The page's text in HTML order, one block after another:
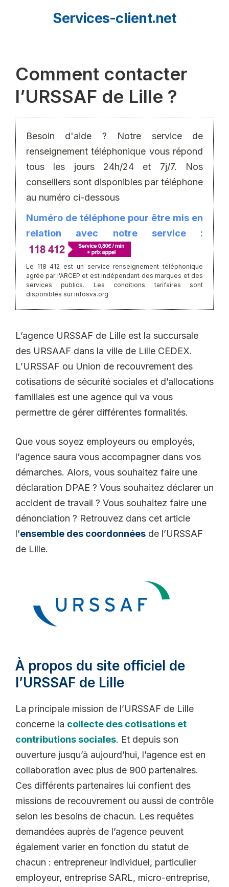
Services-client.net
Comment contacter
l’URSSAF de Lille ?
Besoin d'aide ? Notre service de
renseignement téléphonique vous répond
tous les jours 24h/24 et 7j/7. Nos
conseillers sont disponibles par téléphone
au numéro ci-dessous
Numéro de téléphone pour être mis en
relation avec notre service :
Le 118 412 est un service renseignement téléphonique
agrée par l'ARCEP et est indépendant des marques et des
services publics. Les conditions tarifaires sont
disponibles sur infosva.org
L’agence URSSAF de Lille est la succursale
des URSAAF dans la ville de Lille CEDEX.
L’URSSAF ou Union de recouvrement des
cotisations de sécurité sociales et d’allocations
familiales est une agence qui va vous
permettre de gérer différentes formalités.
Que vous soyez employeurs ou employés,
l’agence saura vous accompagner dans vos
démarches. Alors, vous souhaitez faire une
déclaration DPAE ? Vous souhaitez déclarer un
accident de travail ? Vous souhaitez faire une
dénonciation ? Retrouvez dans cet article
l’ensemble des coordonnées de l’URSSAF
de Lille.
À propos du site officiel de
l’URSSAF de Lille
La principale mission de l’URSSAF de Lille
concerne la collecte des cotisations et
contributions sociales. Et depuis son
ouverture jusqu’à aujourd’hui, l’agence est en
collaboration avec plus de 900 partenaires.
Ces différents partenaires lui confient des
missions de recouvrement ou aussi de contrôle
selon les besoins de chacun. Les requêtes
demandées auprès de l’agence peuvent
également varier en fonction du statut de
chacun : entrepreneur individuel, particulier
employeur, entreprise SARL, micro-entreprise,